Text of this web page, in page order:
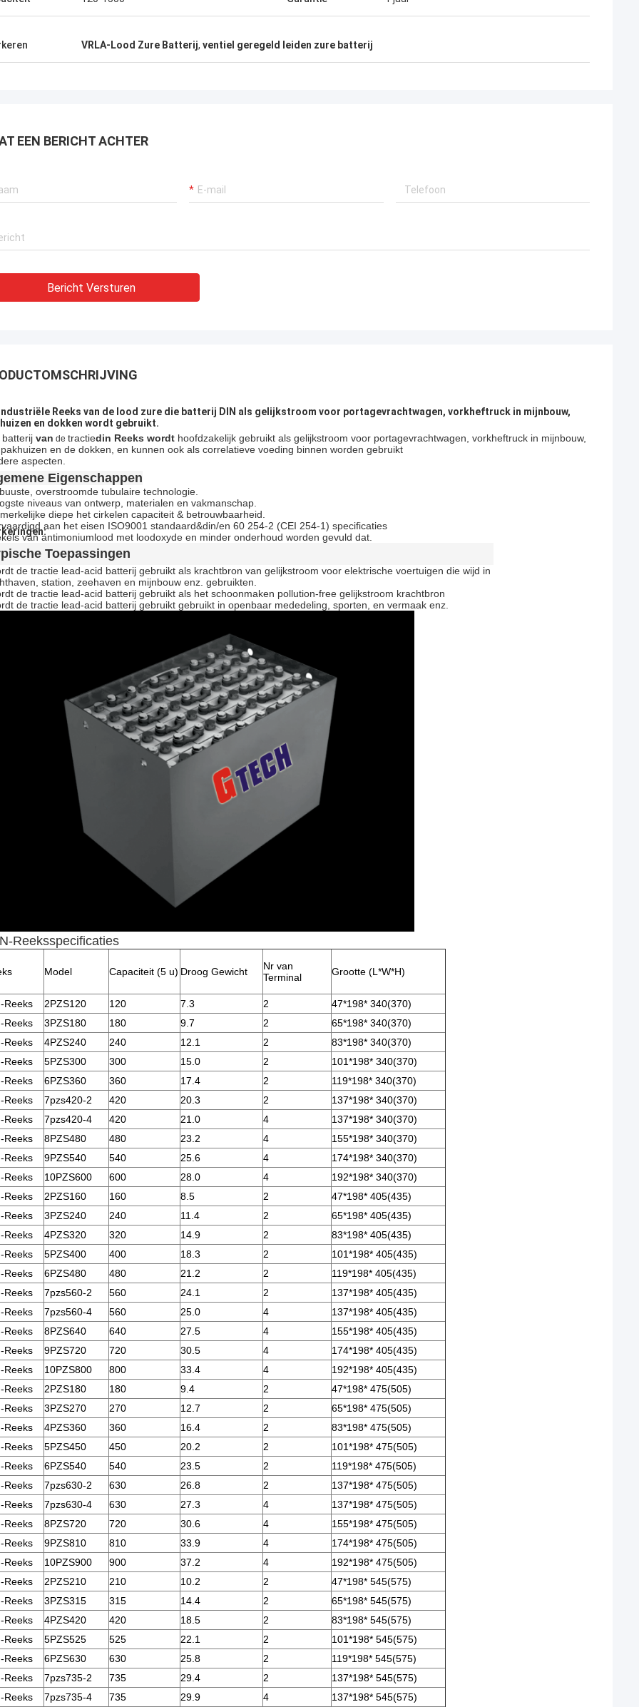
VRLA-Lood Zure Batterij, ventiel geregeld leiden zure batterij
EEN BERICHT ACHTER
Bericht Versturen
Reeks van de lood zure die batterij DIN als gelijkstroom voor portagevrachtwagen, vorkheftruck in mijnbouw,
en dokken wordt gebruikt.
batterij van de tractiedin Reeks wordt hoofdzakelijk gebruikt als gelijkstroom voor portagevrachtwagen, vorkheftruck in mijnbouw,
en de dokken, en kunnen ook als correlatieve voeding binnen worden gebruikt
aspecten.
Eigenschappen
overstroomde tubulaire technologie.
niveaus van ontwerp, materialen en vakmanschap.
diepe het cirkelen capaciteit & betrouwbaarheid.
aan het eisen ISO9001 standaard&din/en 60 254-2 (CEI 254-1) specificaties
van antimoniumlood met loodoxyde en minder onderhoud worden gevuld dat.
Toepassingen
de tractie lead-acid batterij gebruikt als krachtbron van gelijkstroom voor elektrische voertuigen die wijd in
station, zeehaven en mijnbouw enz. gebruikten.
de tractie lead-acid batterij gebruikt als het schoonmaken pollution-free gelijkstroom krachtbron
de tractie lead-acid batterij gebruikt gebruikt in openbaar mededeling, sporten, en vermaak enz.
Reeksspecificaties
Model Capaciteit (5 u) Droog Gewicht
Nr van
Terminal
Grootte (L*W*H)
Reeks 2PZS120 120 7.3 2
47*198* 340(370)
Reeks
3PZS180 180 9.7 2
65*198* 340(370)
Reeks
4PZS240 240 12.1 2
83*198* 340(370)
Reeks
5PZS300 300 15.0 2
101*198* 340(370)
Reeks
6PZS360 360 17.4 2
119*198* 340(370)
Reeks
7pzs420-2 420 20.3 2
137*198* 340(370)
Reeks
7pzs420-4 420 21.0 4
137*198* 340(370)
Reeks
8PZS480 480 23.2 4
155*198* 340(370)
Reeks
9PZS540 540 25.6 4
174*198* 340(370)
Reeks
10PZS600 600 28.0 4
192*198* 340(370)
Reeks
2PZS160 160 8.5 2
47*198* 405(435)
Reeks
3PZS240 240 11.4 2
65*198* 405(435)
Reeks
4PZS320 320 14.9 2
83*198* 405(435)
Reeks
5PZS400 400 18.3 2
101*198* 405(435)
Reeks
6PZS480 480 21.2 2
119*198* 405(435)
Reeks
7pzs560-2 560 24.1 2
137*198* 405(435)
Reeks
7pzs560-4 560 25.0 4
137*198* 405(435)
Reeks
8PZS640 640 27.5 4
155*198* 405(435)
Reeks
9PZS720 720 30.5 4
174*198* 405(435)
Reeks
10PZS800 800 33.4 4
192*198* 405(435)
Reeks
2PZS180 180 9.4 2
47*198* 475(505)
Reeks
3PZS270 270 12.7 2
65*198* 475(505)
Reeks
4PZS360 360 16.4 2
83*198* 475(505)
Reeks
5PZS450 450 20.2 2
101*198* 475(505)
Reeks
6PZS540 540 23.5 2
119*198* 475(505)
Reeks
7pzs630-2 630 26.8 2
137*198* 475(505)
Reeks
7pzs630-4 630 27.3 4
137*198* 475(505)
Reeks
8PZS720 720 30.6 4
155*198* 475(505)
Reeks
9PZS810 810 33.9 4
174*198* 475(505)
Reeks
10PZS900 900 37.2 4
192*198* 475(505)
Reeks
2PZS210 210 10.2 2
47*198* 545(575)
Reeks
3PZS315 315 14.4 2
65*198* 545(575)
Reeks
4PZS420 420 18.5 2
83*198* 545(575)
Reeks
5PZS525 525 22.1 2
101*198* 545(575)
Reeks
6PZS630 630 25.8 2
119*198* 545(575)
Reeks
7pzs735-2 735 29.4 2
137*198* 545(575)
Reeks
7pzs735-4 735 29.9 4 137*198* 545(575)